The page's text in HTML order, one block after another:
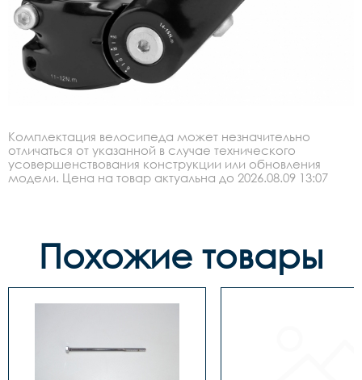
Комплектация велосипеда может незначительно
отличаться от указанной в случае технического
усовершенствования конструкции или обновления
модели. Цена на товар актуальна до 2026.08.09 13:07
Похожие товары